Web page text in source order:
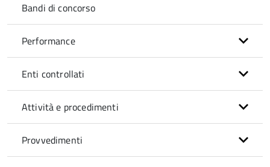
Bandi di concorso
Performance
Enti controllati
Attività e procedimenti
Provvedimenti